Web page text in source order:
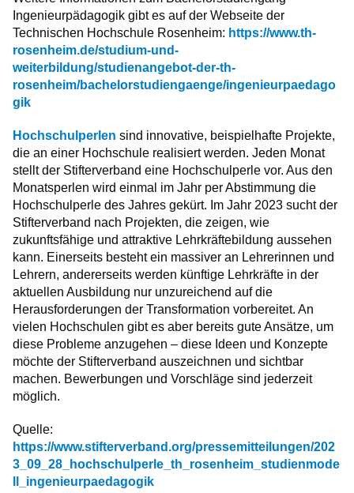
Ingenieurpädagogik gibt es auf der Webseite der
Technischen Hochschule Rosenheim: https://www.th-
rosenheim.de/studium-und-
weiterbildung/studienangebot-der-th-
rosenheim/bachelorstudiengaenge/ingenieurpaedago
gik
Hochschulperlen sind innovative, beispielhafte Projekte,
die an einer Hochschule realisiert werden. Jeden Monat
stellt der Stifterverband eine Hochschulperle vor. Aus den
Monatsperlen wird einmal im Jahr per Abstimmung die
Hochschulperle des Jahres gekürt. Im Jahr 2023 sucht der
Stifterverband nach Projekten, die zeigen, wie
zukunftsfähige und attraktive Lehrkräftebildung aussehen
kann. Einerseits besteht ein massiver an Lehrerinnen und
Lehrern, andererseits werden künftige Lehrkräfte in der
aktuellen Ausbildung nur unzureichend auf die
Herausforderungen der Transformation vorbereitet. An
vielen Hochschulen gibt es aber bereits gute Ansätze, um
diese Probleme anzugehen – diese Ideen und Konzepte
möchte der Stifterverband auszeichnen und sichtbar
machen. Bewerbungen und Vorschläge sind jederzeit
möglich.
Quelle:
https://www.stifterverband.org/pressemitteilungen/202
3_09_28_hochschulperle_th_rosenheim_studienmode
ll_ingenieurpaedagogik